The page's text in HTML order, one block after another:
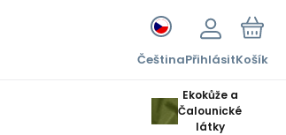
ČeštinaPřihlásitKošík
Ekokůže a
Čalounické
látky